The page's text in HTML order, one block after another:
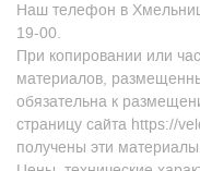
Наш телефон в
19-00.
При копировании или
материалов,
обязательна к
страницу сайта https://
получены эти материалы.